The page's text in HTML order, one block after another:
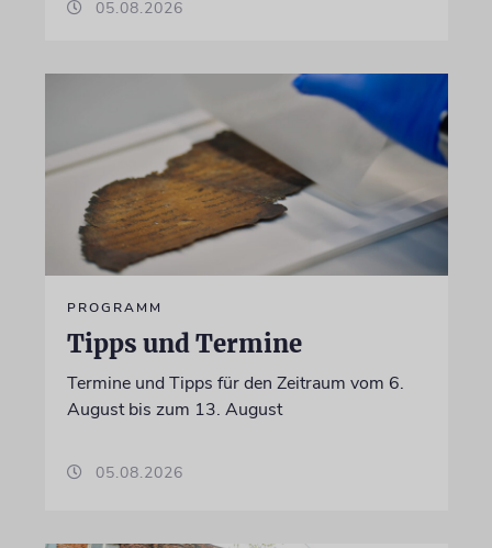
05.08.2026
PROGRAMM
Tipps und Termine
Termine und Tipps für den Zeitraum vom 6.
August bis zum 13. August
05.08.2026